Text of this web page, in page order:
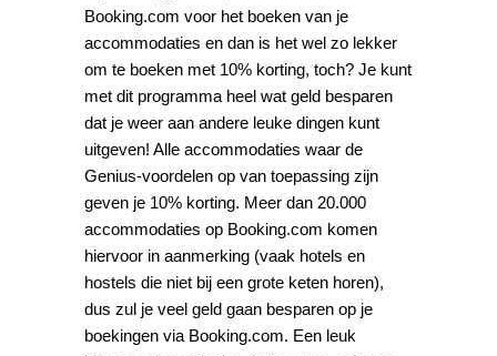
Booking.com voor het boeken van je
accommodaties en dan is het wel zo lekker
om te boeken met 10% korting, toch? Je kunt
met dit programma heel wat geld besparen
dat je weer aan andere leuke dingen kunt
uitgeven! Alle accommodaties waar de
Genius-voordelen op van toepassing zijn
geven je 10% korting. Meer dan 20.000
accommodaties op Booking.com komen
hiervoor in aanmerking (vaak hotels en
hostels die niet bij een grote keten horen),
dus zul je veel geld gaan besparen op je
boekingen via Booking.com. Een leuk